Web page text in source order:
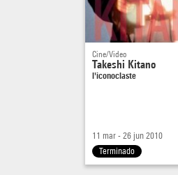
Cine/Video
Takeshi Kitano
l'iconoclaste
11 mar - 26 jun 2010
Terminado